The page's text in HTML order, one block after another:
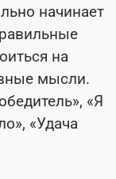
начинает
на
мысли.
«Я
«Удача